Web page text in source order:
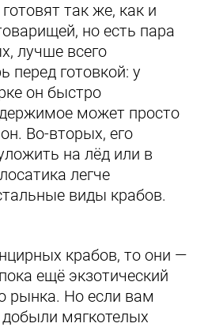
так же, как и
но есть пара
лучше всего
перед готовкой: у
он быстро
может просто
Во-вторых, его
на лёд или в
легче
виды крабов.
крабов, то они —
ещё экзотический
рынка. Но если вам
мягкотелых